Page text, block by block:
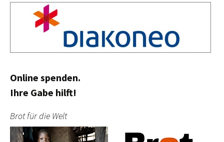
Online spenden.
Ihre Gabe hilft!
Brot für die Welt